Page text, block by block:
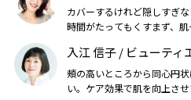
カバーするけれど隠しすぎ
時間がたってもくすまず、
入江 信子 / ビューティ
頰の高いところから同心円
い。ケア効果で肌を向上さ